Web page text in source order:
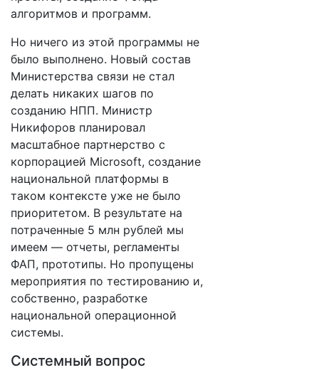
алгоритмов и программ.
Но ничего из этой программы не
было выполнено. Новый состав
Министерства связи не стал
делать никаких шагов по
созданию НПП. Министр
Никифоров планировал
масштабное партнерство с
корпорацией Microsoft, создание
национальной платформы в
таком контексте уже не было
приоритетом. В результате на
потраченные 5 млн рублей мы
имеем — отчеты, регламенты
ФАП, прототипы. Но пропущены
мероприятия по тестированию и,
собственно, разработке
национальной операционной
системы.
Системный вопрос